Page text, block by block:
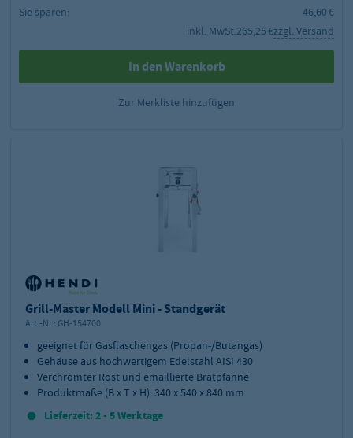
Sie sparen:
46,60 €
inkl. MwSt.265,25 €zzgl. Versand
In den Warenkorb
Zur Merkliste hinzufügen
Grill-Master Modell Mini - Standgerät
Art.-Nr.: GH-154700
geeignet für Gasflaschengas (Propan-/Butangas)
Gehäuse aus hochwertigem Edelstahl AISI 430
Verchromter Rost und emaillierte Bratpfanne
Produktmaße (B x T x H): 340 x 540 x 840 mm
Lieferzeit: 2 - 5 Werktage